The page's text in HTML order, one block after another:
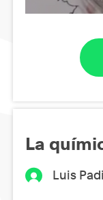
La
Luis